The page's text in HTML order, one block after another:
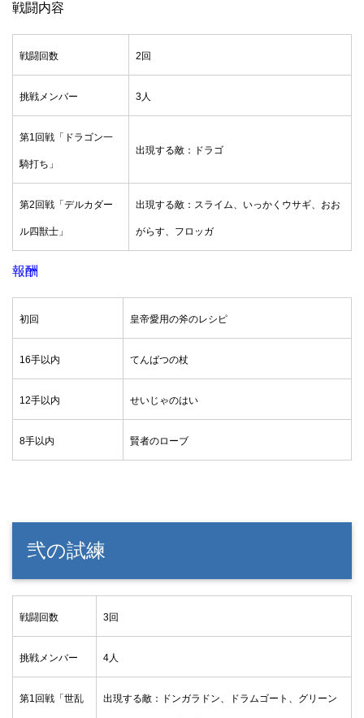
戦闘内容
戦闘回数 2回
挑戦メンバー 3人
第1回戦「ドラゴン一
騎打ち」
出現する敵：ドラゴ
第2回戦「デルカダー
ル四獣士」
出現する敵：スライム、いっかくウサギ、おお
がらす、フロッガ
報酬
初回 皇帝愛用の斧のレシピ
16手以内 てんばつの杖
12手以内 せいじゃのはい
8手以内 賢者のローブ
弐の試練
戦闘回数 3回
挑戦メンバー 4人
第1回戦「世乱 出現する敵：ドンガラドン、ドラムゴート、グリーン